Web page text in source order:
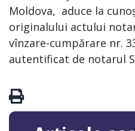
Moldova, aduce la
originalului actului
vînzare-cumpărare nr.
autentificat de notarul